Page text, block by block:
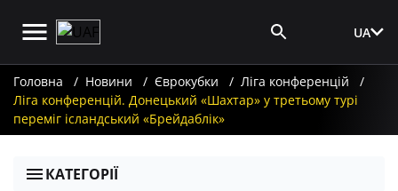
UA
Головна Новини Єврокубки
Ліга конференцій
Ліга конференцій. Донецький «Шахтар» у третьому турі
переміг ісландський «Брейдаблік»
КАТЕГОРІЇ